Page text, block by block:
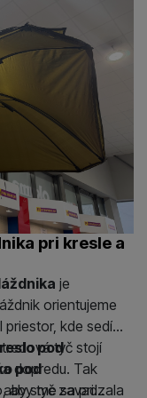
pri kresle a
je
orientujeme
kde sedíme
tyč stojí
dopredu. Tak
aby tyč zavadzala
pod
pod
sme sa pri